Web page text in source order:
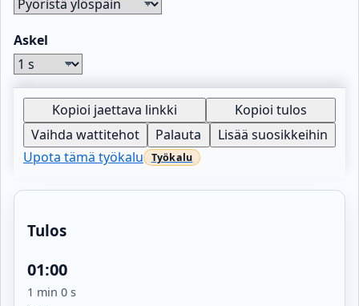
Askel
Kopioi jaettava linkki
Kopioi tulos
Vaihda wattitehot
Palauta
Lisää suosikkeihin
Upota tämä työkalu
Tulos
01:00
1 min 0 s